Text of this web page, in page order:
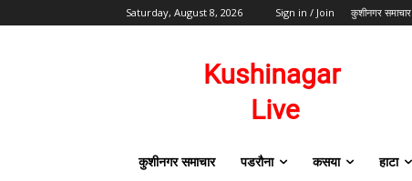
Saturday, August 8, 2026 Sign in / Join कुशीनगर समाचार
कुशीनगर समाचार पडरौना कसया हाटा